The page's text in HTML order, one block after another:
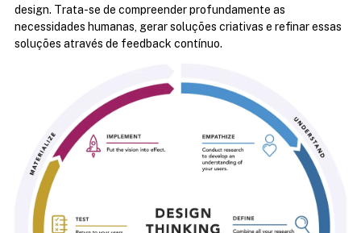
design. Trata-se de compreender profundamente as
necessidades humanas, gerar soluções criativas e refinar essas
soluções através de feedback contínuo.